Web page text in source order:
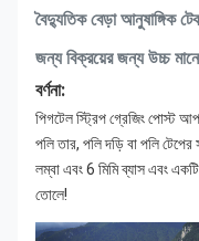
বৈদ্যুতিক বেড়া আনুষাঙ্গিক
জন্য বিক্রয়ের জন্য উচ্চ
বর্ণনা:
পিগটেল স্ট্রিপ গ্রেজিং পোস্ট
পলি তার, পলি দড়ি বা পলি
লম্বা এবং 6 মিমি ব্যাস এবং
তোলে!